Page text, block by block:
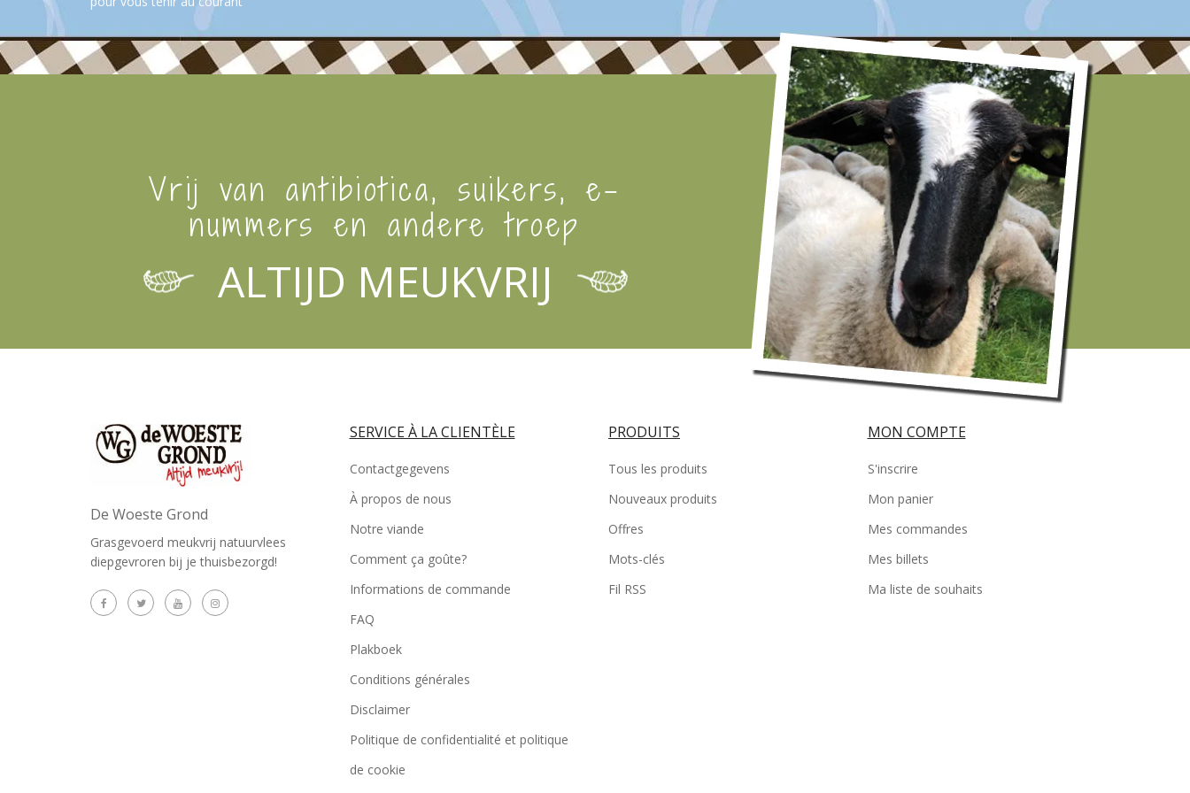
Vrij van antibiotica, suikers, e-
nummers en andere troep
ALTIJD MEUKVRIJ
De Woeste Grond
Grasgevoerd meukvrij natuurvlees
diepgevroren bij je thuisbezorgd!
SERVICE À LA CLIENTÈLE
Contactgegevens
À propos de nous
Notre viande
Comment ça goûte?
Informations de commande
FAQ
Plakboek
Conditions générales
Disclaimer
Politique de confidentialité et politique
de cookie
PRODUITS
Tous les produits
Nouveaux produits
Offres
Mots-clés
Fil RSS
MON COMPTE
S'inscrire
Mon panier
Mes commandes
Mes billets
Ma liste de souhaits